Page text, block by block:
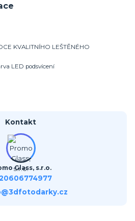
KVALITNÍHO LEŠTĚNÉHO
LED podsvícení
Kontakt
Glass, s.r.o.